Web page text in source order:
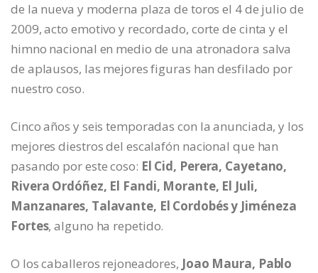
de la nueva y moderna plaza de toros el 4 de julio de
2009, acto emotivo y recordado, corte de cinta y el
himno nacional en medio de una atronadora salva
de aplausos, las mejores figuras han desfilado por
nuestro coso.
Cinco años y seis temporadas con la anunciada, y los
mejores diestros del escalafón nacional que han
pasando por este coso: El Cid, Perera, Cayetano,
Rivera Ordóñez, El Fandi, Morante, El Juli,
Manzanares, Talavante, El Cordobés y Jiméneza
Fortes, alguno ha repetido.
O los caballeros rejoneadores, Joao Maura, Pablo